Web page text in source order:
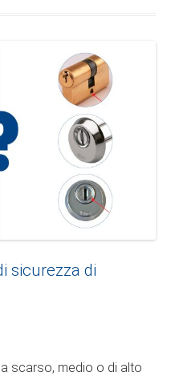
sicurezza di
scarso, medio o di alto